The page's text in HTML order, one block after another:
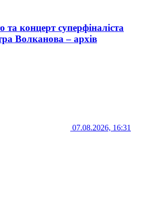
та концерт суперфіналіста
Волканова – архів
07.08.2026, 16:31